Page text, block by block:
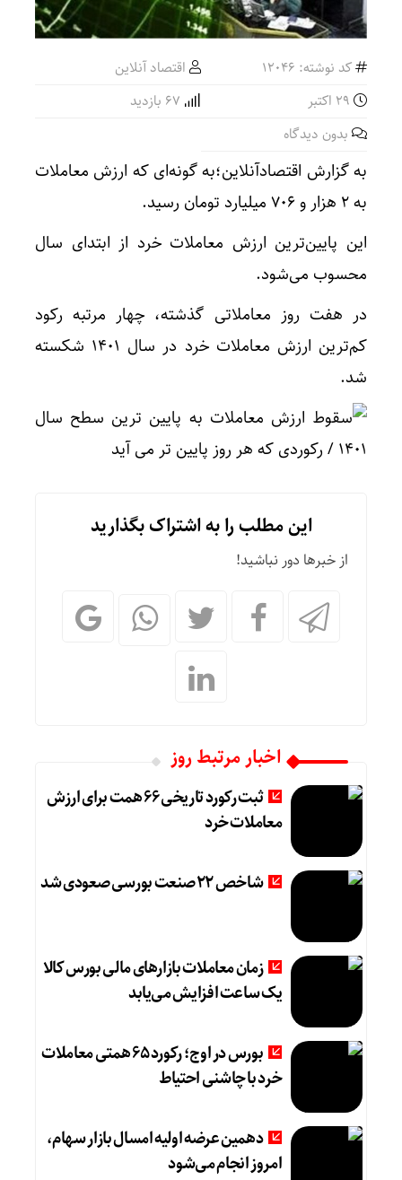
کد نوشته: 12046
اقتصاد آنلاین
بدون دیدگاه
به گزارش اقتصادآنلاین؛به گونه‌ای که ارزش معاملات
به ۲ هزار و ۷۰۶ میلیارد تومان رسید.
این پایین‌ترین ارزش معاملات خرد از ابتدای سال
محسوب می‌شود.
در هفت روز معاملاتی گذشته، چهار مرتبه رکود
کم‌ترین ارزش معاملات خرد در سال ۱۴۰۱ شکسته
شد.
این مطلب را به اشتراک بگذارید
از خبرها دور نباشید!
اخبار مرتبط روز
ثبت رکورد تاریخی 66 همت برای ارزش
معاملات خرد
شاخص 22 صنعت بورسی صعودی شد
زمان معاملات بازارهای مالی بورس کالا
یک ساعت افزایش می‌یابد
بورس در اوج؛ رکورد 65 همتی معاملات
خرد با چاشنی احتیاط
دهمین عرضه اولیه امسال بازار سهام،
امروز انجام می‌شود